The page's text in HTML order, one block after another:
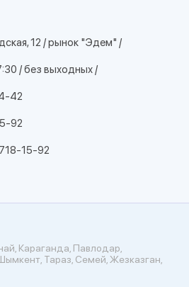
12 / рынок "Эдем" /
/ без выходных /
42
92
15-92
Караганда, Павлодар,
Тараз, Семей, Жезказган,